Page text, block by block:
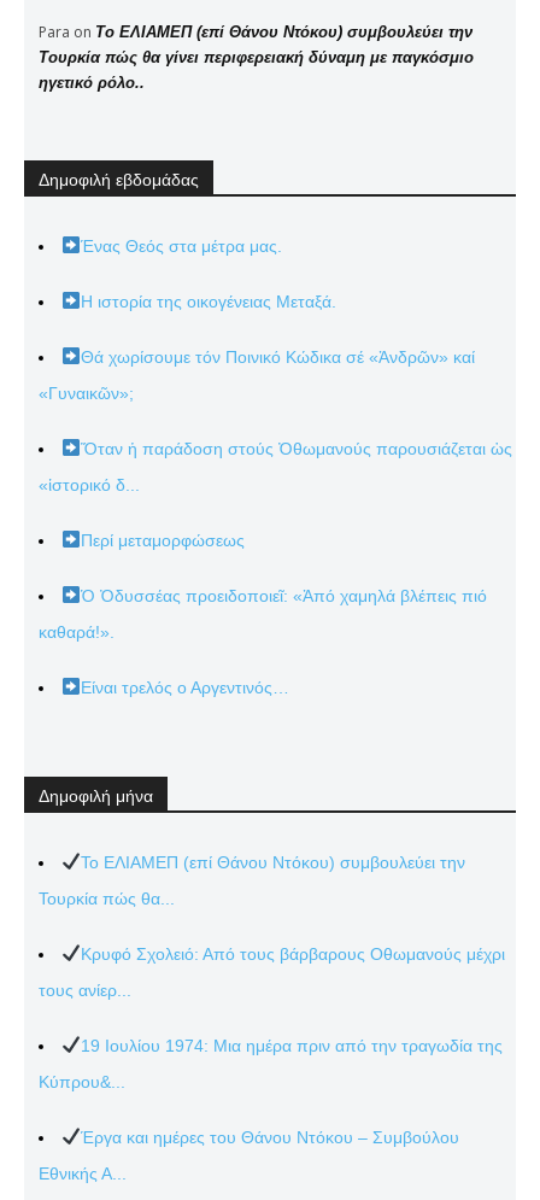
Para on Το ΕΛΙΑΜΕΠ (επί Θάνου Ντόκου) συμβουλεύει την
Τουρκία πώς θα γίνει περιφερειακή δύναμη με παγκόσμιο
ηγετικό ρόλο..
Δημοφιλή εβδομάδας
Ένας Θεός στα μέτρα μας.
Η ιστορία της οικογένειας Μεταξά.
Θά χωρίσουμε τόν Ποινικό Κώδικα σέ «Ἀνδρῶν» καί
«Γυναικῶν»;
Ὅταν ἡ παράδοση στούς Ὀθωμανούς παρουσιάζεται ὡς
«ἱστορικό δ...
Περί μεταμορφώσεως
Ὁ Ὀδυσσέας προειδοποιεῖ: «Ἀπό χαμηλά βλέπεις πιό
καθαρά!».
Είναι τρελός ο Αργεντινός…
Δημοφιλή μήνα
Το ΕΛΙΑΜΕΠ (επί Θάνου Ντόκου) συμβουλεύει την
Τουρκία πώς θα...
Κρυφό Σχολειό: Από τους βάρβαρους Οθωμανούς μέχρι
τους ανίερ...
19 Ιουλίου 1974: Μια ημέρα πριν από την τραγωδία της
Κύπρου&...
Έργα και ημέρες του Θάνου Ντόκου – Συμβούλου
Εθνικής Α...